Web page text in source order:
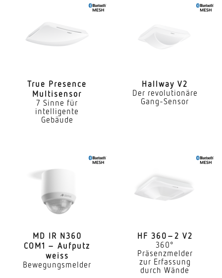
Vernetzung
Vernetzung via
Bluetooth Mesh
Klassenzimmer Hörsaal Einzelbüro Großraumbüro
Hochregallager Produktionsbereich
Konferenzraum / Besprechungsraum Hotelzimmer
Pflegezimmer Dienstzimmer Aufenthaltsraum
Sporthalle Rezeption / Lobby WC / Waschraum
Lager Innenbereich
True Presence
Multisensor
7 Sinne für
intelligente
Gebäude
Hallway V2
Der revolutionäre
Gang-Sensor
MD IR N360
COM1 – Aufputz
weiss
Bewegungsmelder
HF 360–2 V2
360°
Präsenzmelder
zur Erfassung
durch Wände